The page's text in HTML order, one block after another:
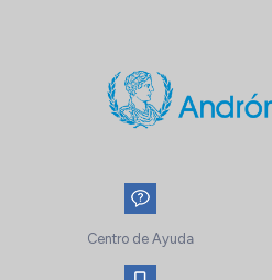
Centro de Ayuda